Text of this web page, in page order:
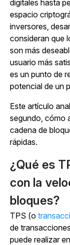
digitales hasta
espacio
inversores,
consideran que
son más
usuario más
es un punto de
potencial de un
Este artículo
segundo, cómo
cadena de
rápidas.
¿Qué es
con la
bloques?
TPS (o
de
puede realizar